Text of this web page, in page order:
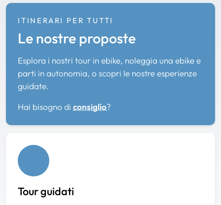
ITINERARI PER TUTTI
Le nostre proposte
Esplora i nostri tour in ebike, noleggia una ebike e
parti in autonomia, o scopri le nostre esperienze
guidate.
Hai bisogno di consiglio?
Tour guidati